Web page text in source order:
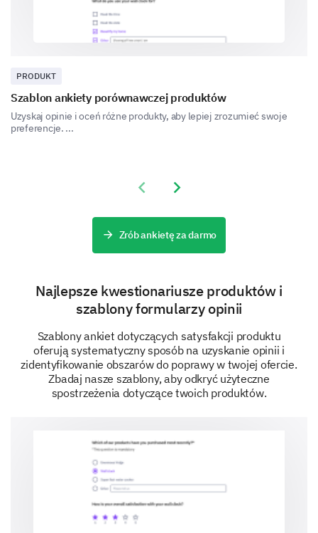
and why?
Feature 1:
Your Preferences and Suggestions
We value your opinion! Share with us your
preferences and any suggestions you may have for
If you could change one thing about our
product, what would it be?
PRODUKT
Szablon ankiety porównawczej produktów
Uzyskaj opinie i oceń różne produkty, aby lepiej zrozumieć swoje
preferencje. ...
Previous slide
Next slide
Zrób ankietę za darmo
Najlepsze kwestionariusze produktów i
szablony formularzy opinii
Szablony ankiet dotyczących satysfakcji produktu
oferują systematyczny sposób na uzyskanie opinii i
zidentyfikowanie obszarów do poprawy w twojej ofercie.
Zbadaj nasze szablony, aby odkryć użyteczne
spostrzeżenia dotyczące twoich produktów.